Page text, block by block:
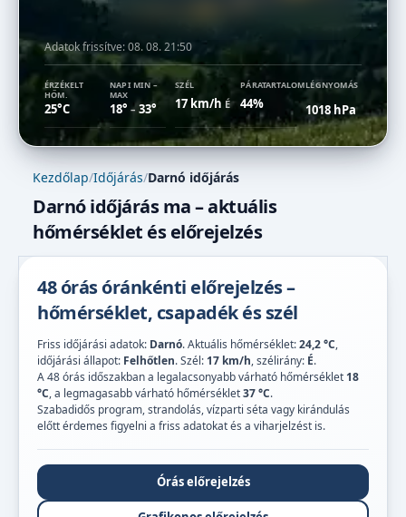
Adatok frissítve:08. 08. 21:50
ÉRZÉKELT
HŐM.
25°C
NAPI MIN –
MAX
18° –33°
SZÉL
17 km/h É
PÁRATARTALOM
44%
LÉGNYOMÁS
1018 hPa
Kezdőlap/Időjárás/Darnó időjárás
Darnó időjárás ma – aktuális
hőmérséklet és előrejelzés
48 órás óránkénti előrejelzés –
hőmérséklet, csapadék és szél
Friss időjárási adatok: Darnó. Aktuális hőmérséklet:24,2 °C,
időjárási állapot: Felhőtlen. Szél: 17 km/h, szélirány: É.
A 48 órás időszakban a legalacsonyabb várható hőmérséklet 18
°C, a legmagasabb várható hőmérséklet37 °C.
Szabadidős program, strandolás, vízparti séta vagy kirándulás
előtt érdemes figyelni a friss adatokat és a viharjelzést is.
Órás előrejelzés